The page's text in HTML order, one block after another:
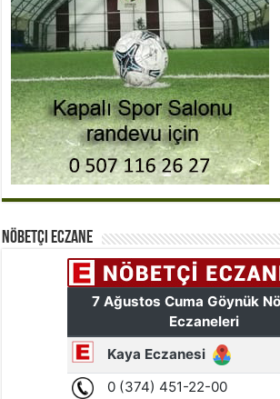
Nöbetçi Eczane